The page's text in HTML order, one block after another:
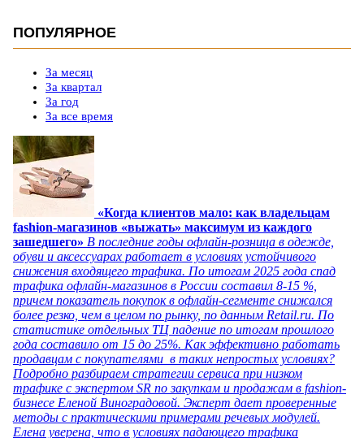
ПОПУЛЯРНОЕ
За месяц
За квартал
За год
За все время
«Когда клиентов мало: как владельцам
fashion-магазинов «выжать» максимум из каждого
зашедшего» В последние годы офлайн-розница в одежде,
обуви и аксессуарах работает в условиях устойчивого
снижения входящего трафика. По итогам 2025 года спад
трафика офлайн-магазинов в России составил 8-15 %,
причем показатель покупок в офлайн-сегменте снижался
более резко, чем в целом по рынку, по данным Retail.ru. По
статистике отдельных ТЦ падение по итогам прошлого
года составило от 15 до 25%. Как эффективно работать
продавцам с покупателями в таких непростых условиях?
Подробно разбираем стратегии сервиса при низком
трафике с экспертом SR по закупкам и продажам в fashion-
бизнесе Еленой Виноградовой. Эксперт дает проверенные
методы с практическими примерами речевых модулей.
Елена уверена, что в условиях падающего трафика